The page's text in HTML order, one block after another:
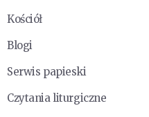
Kościół
Blogi
Serwis papieski
Czytania liturgiczne